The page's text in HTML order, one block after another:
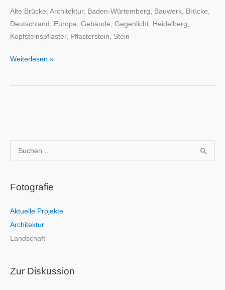
Alte Brücke, Architektur, Baden-Würtemberg, Bauwerk, Brücke,
Deutschland, Europa, Gebäude, Gegenlicht, Heidelberg,
Kopfsteinspflaster, Pflasterstein, Stein
Weiterlesen »
u
h
n
n
a
h
Fotografie
Aktuelle Projekte
Architektur
Landschaft
Zur Diskussion